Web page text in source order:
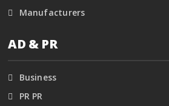
Manufacturers
AD & PR
Business
PR PR